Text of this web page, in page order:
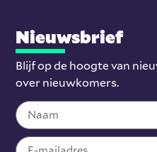
Nieuwsbrief
Blijf op de hoogte van
over nieuwkomers.